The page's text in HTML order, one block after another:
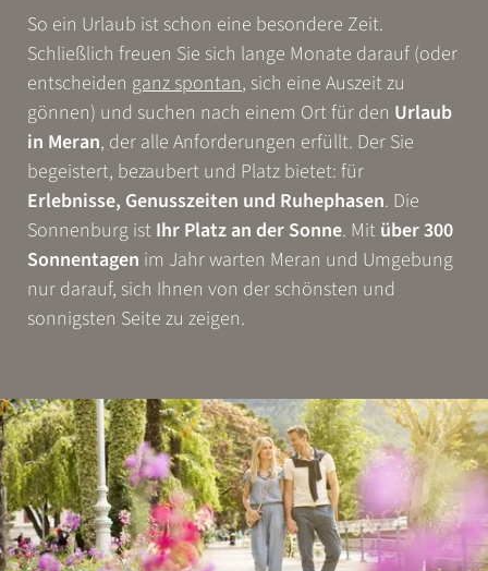
So ein Urlaub ist schon eine besondere Zeit.
Schließlich freuen Sie sich lange Monate darauf (oder
entscheiden ganz spontan, sich eine Auszeit zu
gönnen) und suchen nach einem Ort für den Urlaub
in Meran, der alle Anforderungen erfüllt. Der Sie
begeistert, bezaubert und Platz bietet: für
Erlebnisse, Genusszeiten und Ruhephasen. Die
Sonnenburg ist Ihr Platz an der Sonne. Mit über 300
Sonnentagen im Jahr warten Meran und Umgebung
nur darauf, sich Ihnen von der schönsten und
sonnigsten Seite zu zeigen.